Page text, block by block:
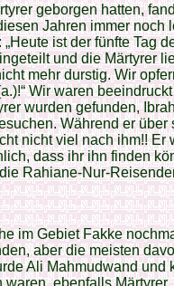
geborgen hatten,
Jahren immer noch
ist der fünfte Tag
und die Märtyrer
mehr durstig. Wir
Wir waren beeindruckt
wurden gefunden,
Während er über
nicht viel nach ihm!! Er
dass ihr ihn finden
Rahiane-Nur-
im Gebiet Fakke
aber die meisten
Ali Mahmudwand und
ebenfalls Märtyrer.